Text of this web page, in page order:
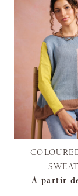
À partir